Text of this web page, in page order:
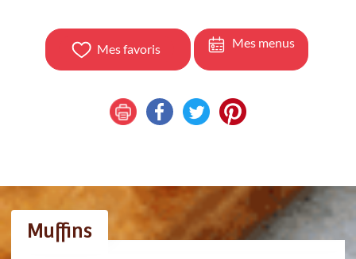
Mes favoris Mes menus
Muffins